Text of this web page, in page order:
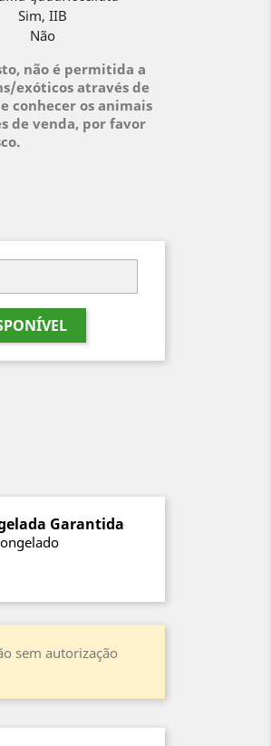
Sim, IIB
Não
não é permitida a
exóticos através de
conhecer os animais
de venda, por favor
Garantida
sem autorização